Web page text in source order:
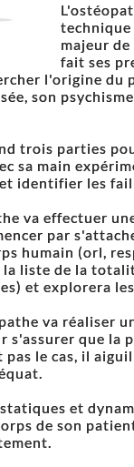
technique
majeur
fait ses
l'origine du
son
trois parties
sa main
identifier les
va effectuer
par
humain (orl,
liste de la
et explorera
va réaliser
s'assurer que la
le cas, il
et
de son